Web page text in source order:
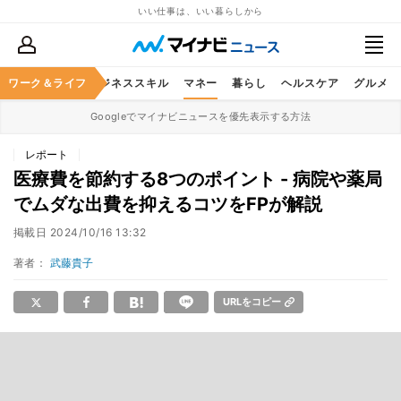
いい仕事は、いい暮らしから
ワーク＆ライフ
キャリア ビジネススキル マネー 暮らし ヘルスケア グルメ
Googleでマイナビニュースを優先表示する方法
レポート
医療費を節約する8つのポイント - 病院や薬局
でムダな出費を抑えるコツをFPが解説
掲載日 2024/10/16 13:32
著者： 武藤貴子
URLをコピー